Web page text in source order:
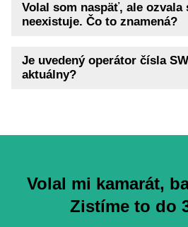
Volal som naspäť, ale ozvala
neexistuje. Čo to znamená?
Je uvedený operátor čísla
aktuálny?
Volal mi kamarát,
Zistíme to do